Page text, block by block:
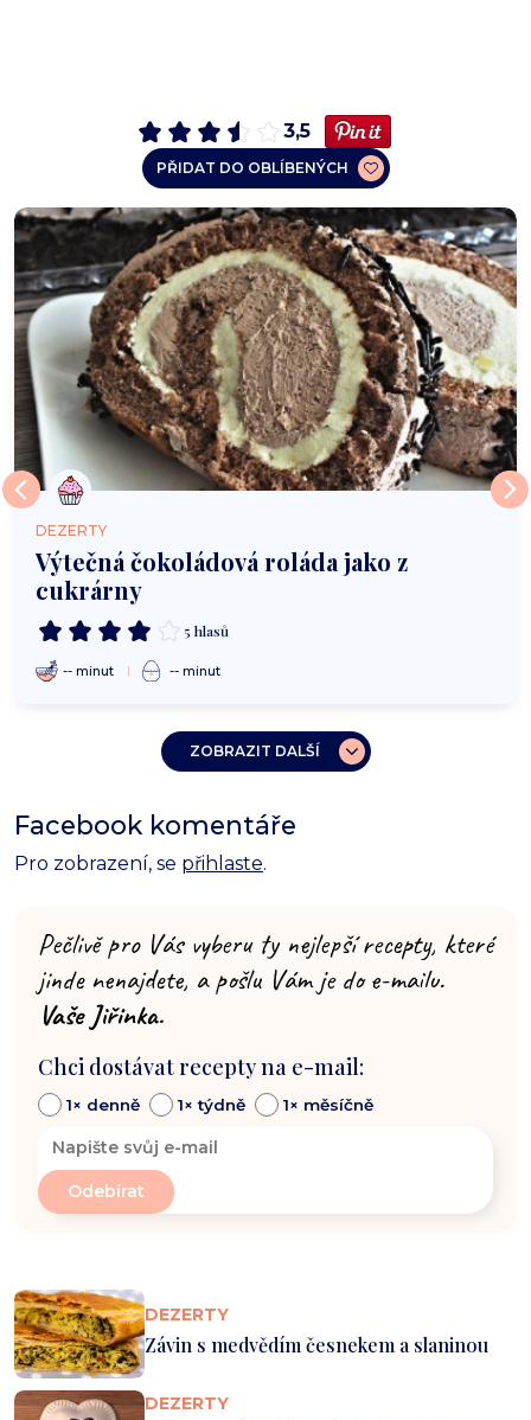
3,5
PŘIDAT DO OBLÍBENÝCH
DEZERTY
Výtečná čokoládová roláda jako z
cukrárny
5 hlasů
-- minut -- minut
ZOBRAZIT DALŠÍ
Facebook komentáře
Pro zobrazení, se přihlaste.
Pečlivě pro Vás vyberu ty nejlepší recepty, které
jinde nenajdete, a pošlu Vám je do e-mailu.
Vaše Jiřinka.
Chci dostávat recepty na e-mail:
1× denně 1× týdně 1× měsíčně
DEZERTY
Závin s medvědím česnekem a slaninou
DEZERTY